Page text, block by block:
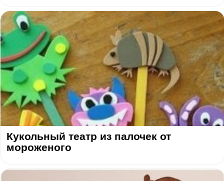
Кукольный театр из палочек от
мороженого